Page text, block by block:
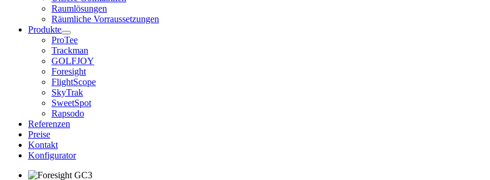
Raumlösungen
Räumliche Vorraussetzungen
Produkte
ProTee
Trackman
GOLFJOY
Foresight
FlightScope
SkyTrak
SweetSpot
Rapsodo
Referenzen
Preise
Kontakt
Konfigurator